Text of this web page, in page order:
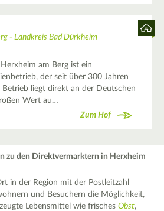
- Landkreis Bad Dürkheim
am Berg ist ein
der seit über 300 Jahren
liegt direkt an der Deutschen
Wert au…
Zum Hof
zu den Direktvermarktern in Herxheim
in der Region mit der Postleitzahl
und Besuchern die Möglichkeit,
Lebensmittel wie frischesObst,